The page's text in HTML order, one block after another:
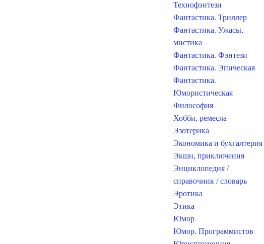
Технофэнтези
Фантастика. Триллер
Фантастика. Ужасы,
мистика
Фантастика. Фэнтези
Фантастика. Эпическая
Фантастика.
Юмористическая
Философия
Хобби, ремесла
Эзотерика
Экономика и бухгалтерия
Экшн, приключения
Энциклопедия /
справочник / словарь
Эротика
Этика
Юмор
Юмор. Программистов